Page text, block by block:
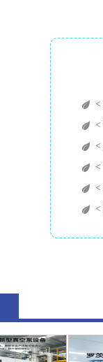
<
<
<
<
<
<